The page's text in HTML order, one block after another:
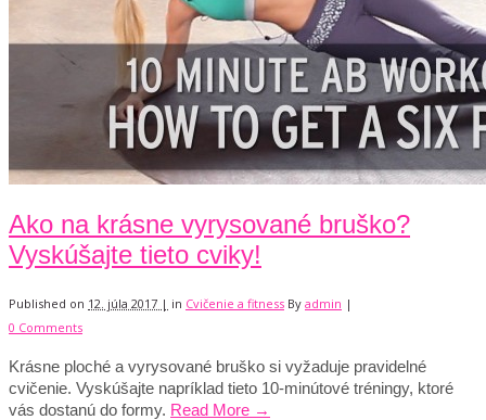
Ako na krásne vyrysované bruško?
Vyskúšajte tieto cviky!
Published on 12. júla 2017 | in Cvičenie a fitness By admin |
0 Comments
Krásne ploché a vyrysované bruško si vyžaduje pravidelné
cvičenie. Vyskúšajte napríklad tieto 10-minútové tréningy, ktoré
vás dostanú do formy. Read More →